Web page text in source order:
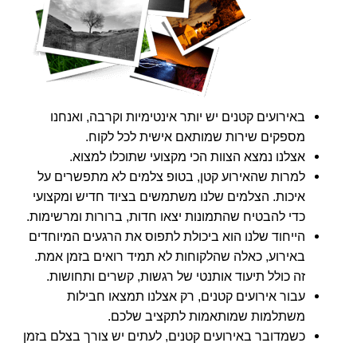
באירועים קטנים יש יותר אינטימיות וקרבה, ואנחנו
מספקים שירות שמותאם אישית לכל לקוח.
אצלנו נמצא הצוות הכי מקצועי שתוכלו למצוא.
למרות שהאירוע קטן, בטופ צלמים לא מתפשרים על
איכות. הצלמים שלנו משתמשים בציוד חדיש ומקצועי
כדי להבטיח שהתמונות יצאו חדות, ברורות ומרשימות.
הייחוד שלנו הוא ביכולת לתפוס את הרגעים המיוחדים
באירוע, כאלה שהלקוחות לא תמיד רואים בזמן אמת.
זה כולל תיעוד אותנטי של רגשות, קשרים ותחושות.
עבור אירועים קטנים, רק אצלנו תמצאו חבילות
משתלמות שמותאמות לתקציב שלכם.
כשמדובר באירועים קטנים, לעתים יש צורך בצלם בזמן